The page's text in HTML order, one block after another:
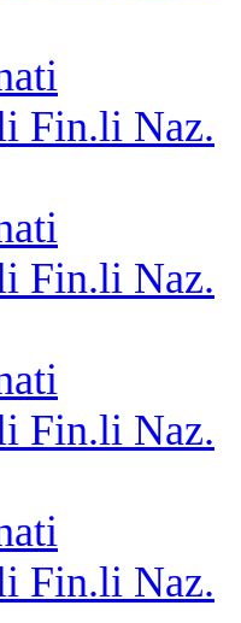
Fin.li Naz.
Fin.li Naz.
Fin.li Naz.
Fin.li Naz.